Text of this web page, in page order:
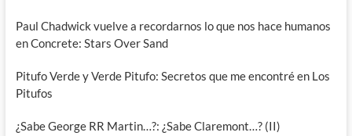
Paul Chadwick vuelve a recordarnos lo que nos hace humanos
en Concrete: Stars Over Sand
Pitufo Verde y Verde Pitufo: Secretos que me encontré en Los
Pitufos
¿Sabe George RR Martin…?: ¿Sabe Claremont…? (II)